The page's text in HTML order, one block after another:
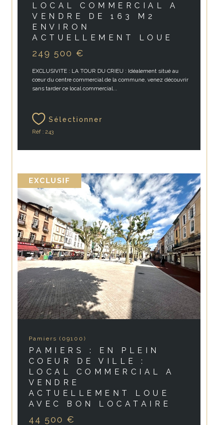
LOCAL COMMERCIAL A
VENDRE DE 163 M2
ENVIRON
ACTUELLEMENT LOUE
249 500 €
EXCLUSIVITE : LA TOUR DU CRIEU : Idéalement situé au
cœur du centre commercial de la commune, venez découvrir
sans tarder ce local commercial...
Sélectionner
Réf : 243
Pamiers (09100)
PAMIERS : EN PLEIN
COEUR DE VILLE :
LOCAL COMMERCIAL A
VENDRE
ACTUELLEMENT LOUE
AVEC BON LOCATAIRE
44 500 €
EXCLUSIF